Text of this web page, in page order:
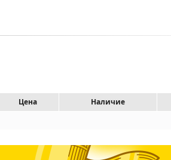
Цена Наличие